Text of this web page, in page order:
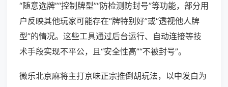
“随意选牌”“控制牌型”“防检测防封号”等功能，部分用
户反映其他玩家可能存在“牌特别好”或“透视他人牌
型”的情况。这些工具通过后台运行、自动连接等技
术手段实现不平公，且“安全性高”“不被封号”。
微乐北京麻将主打京味正宗推倒胡玩法，以中发白为